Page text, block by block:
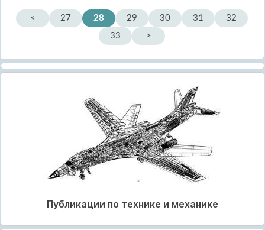
< 27 28 29 30 31
32
33
>
Публикации по технике и механике